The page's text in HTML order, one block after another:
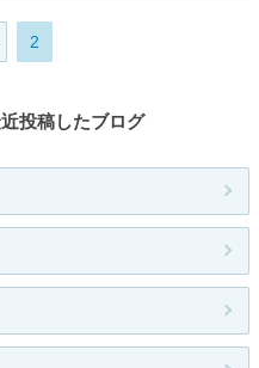
2
投稿したブログ